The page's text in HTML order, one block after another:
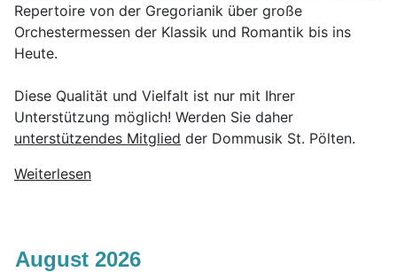
Repertoire von der Gregorianik über große
Orchestermessen der Klassik und Romantik bis ins
Heute.
Diese Qualität und Vielfalt ist nur mit Ihrer
Unterstützung möglich! Werden Sie daher
unterstützendes Mitglied der Dommusik St. Pölten.
Weiterlesen
August 2026